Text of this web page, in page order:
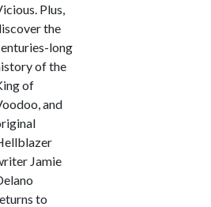
Plus,
the
long
of the
of
and
Jamie
to